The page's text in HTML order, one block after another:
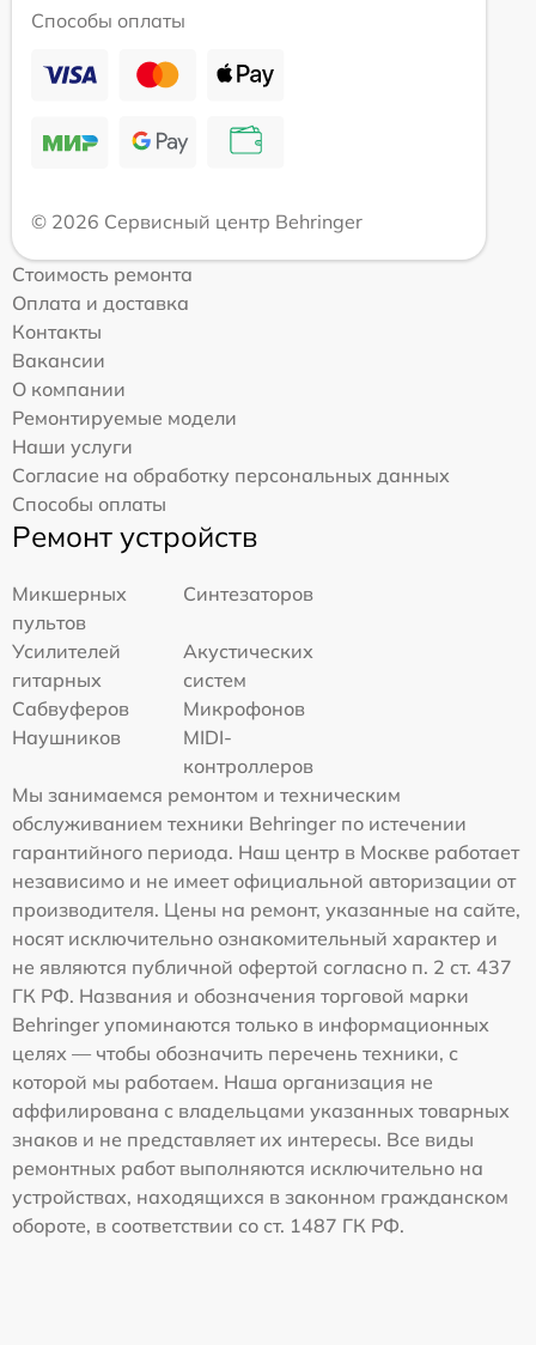
Способы оплаты
© 2026 Сервисный центр Behringer
Стоимость ремонта
Оплата и доставка
Контакты
Вакансии
О компании
Ремонтируемые модели
Наши услуги
Согласие на обработку персональных данных
Способы оплаты
Ремонт устройств
Микшерных
пультов
Синтезаторов
Усилителей
гитарных
Акустических
систем
Сабвуферов
Микрофонов
Наушников
MIDI-
контроллеров
Мы занимаемся ремонтом и техническим
обслуживанием техники Behringer по истечении
гарантийного периода. Наш центр в Москве работает
независимо и не имеет официальной авторизации от
производителя. Цены на ремонт, указанные на сайте,
носят исключительно ознакомительный характер и
не являются публичной офертой согласно п. 2 ст. 437
ГК РФ. Названия и обозначения торговой марки
Behringer упоминаются только в информационных
целях — чтобы обозначить перечень техники, с
которой мы работаем. Наша организация не
аффилирована с владельцами указанных товарных
знаков и не представляет их интересы. Все виды
ремонтных работ выполняются исключительно на
устройствах, находящихся в законном гражданском
обороте, в соответствии со ст. 1487 ГК РФ.